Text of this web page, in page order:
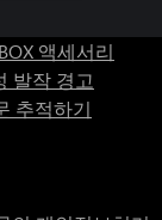
액세서리
발작 경고
추적하기